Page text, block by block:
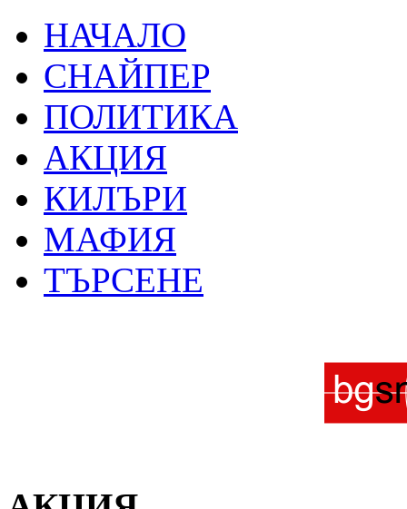
НАЧАЛО
СНАЙПЕР
ПОЛИТИКА
АКЦИЯ
КИЛЪРИ
МАФИЯ
ТЪРСЕНЕ